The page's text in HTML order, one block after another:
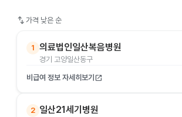
swap_vert 가격 낮은 순
1 의료법인일산복음병원
경기 고양일산동구
비급여 정보 자세히보기 open_in_new
2 일산21세기병원